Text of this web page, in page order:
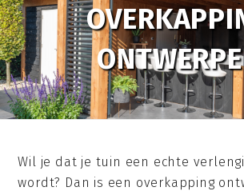
Wil je dat je tuin een echte
wordt? Dan is een overkapping